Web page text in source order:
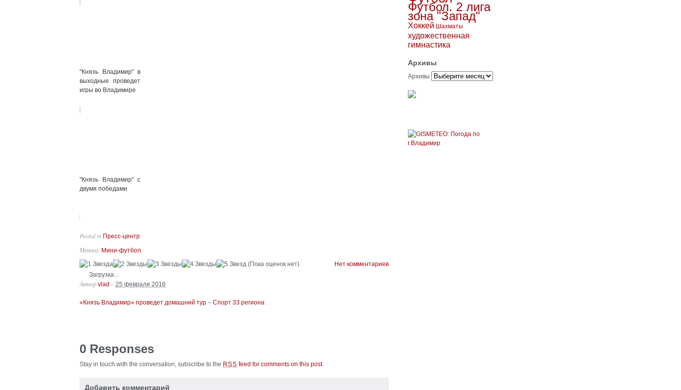
"Князь Владимир" в
выходные проведет
игры во Владимире
"Князь Владимир" с
двумя победами
Posted in Пресс-центр
Метки: Мини-футбол
Нет комментариев
(Пока оценок нет)
Загрузка...
Автор vlad – 25 февраля 2016
«Князь Владимир» проведет домашний тур – Спорт 33 региона
0 Responses
Stay in touch with the conversation, subscribe to the RSS feed for comments on this post.
Добавить комментарий
Футбол. 2 лига
зона "Запад"
Хоккей Шахматы
художественная
гимнастика
Архивы
Архивы